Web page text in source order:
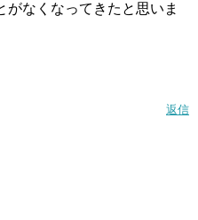
がなくなってきたと思いま
返信